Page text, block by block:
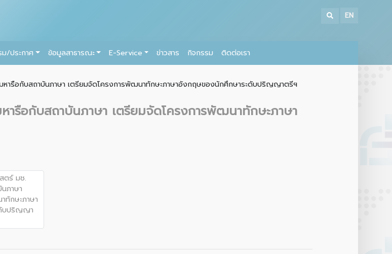
EN
/ประกาศ ข้อมูลสาธารณะ E-Service ข่าวสาร กิจกรรม ติดต่อเรา
หารือกับสถาบันภาษา เตรียมจัดโครงการพัฒนาทักษะภาษาอังกฤษของนักศึกษาระดับปริญญาตรีฯ
ารือกับสถาบันภาษา เตรียมจัดโครงการพัฒนาทักษะภาษา
Botnoi Assistant